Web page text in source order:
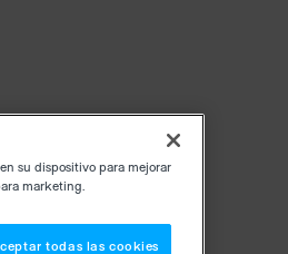
su dispositivo para mejorar
marketing.
todas las cookies